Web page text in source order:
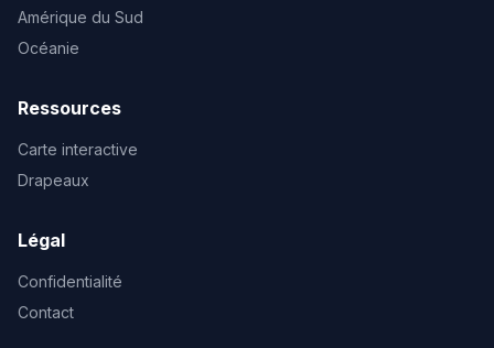
Amérique du Sud
Océanie
Ressources
Carte interactive
Drapeaux
Légal
Confidentialité
Contact